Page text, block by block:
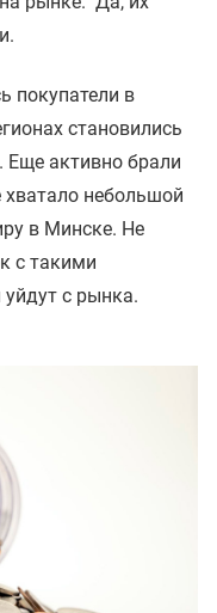
покупатели в
становились
Еще активно брали
небольшой
в Минске. Не
с такими
уйдут с рынка.